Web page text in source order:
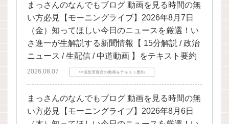
まっさんのなんでもブログ 動画を見る時間の無
い方必見【モーニングライブ】2026年8月7日
（金）知ってほしい今日のニュースを厳選！い
さ進一が生解説する新聞情報【 15分解説 / 政治
ニュース / 生配信 / 中道動画 】をテキスト要約
2026.08.07 中道改革連合の動画をテキスト要約
まっさんのなんでもブログ 動画を見る時間の無
い方必見【モーニングライブ】2026年8月6日